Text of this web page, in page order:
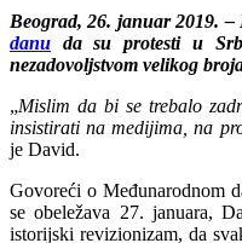
Beograd, 26. januar 2019.
danu da su protesti u
nezadovoljstvom velikog
„Mislim da bi se trebalo
insistirati na medijima, na
je David.
Govoreći o Međunarodnom
se obeležava 27. januara,
istorijski revizionizam, da